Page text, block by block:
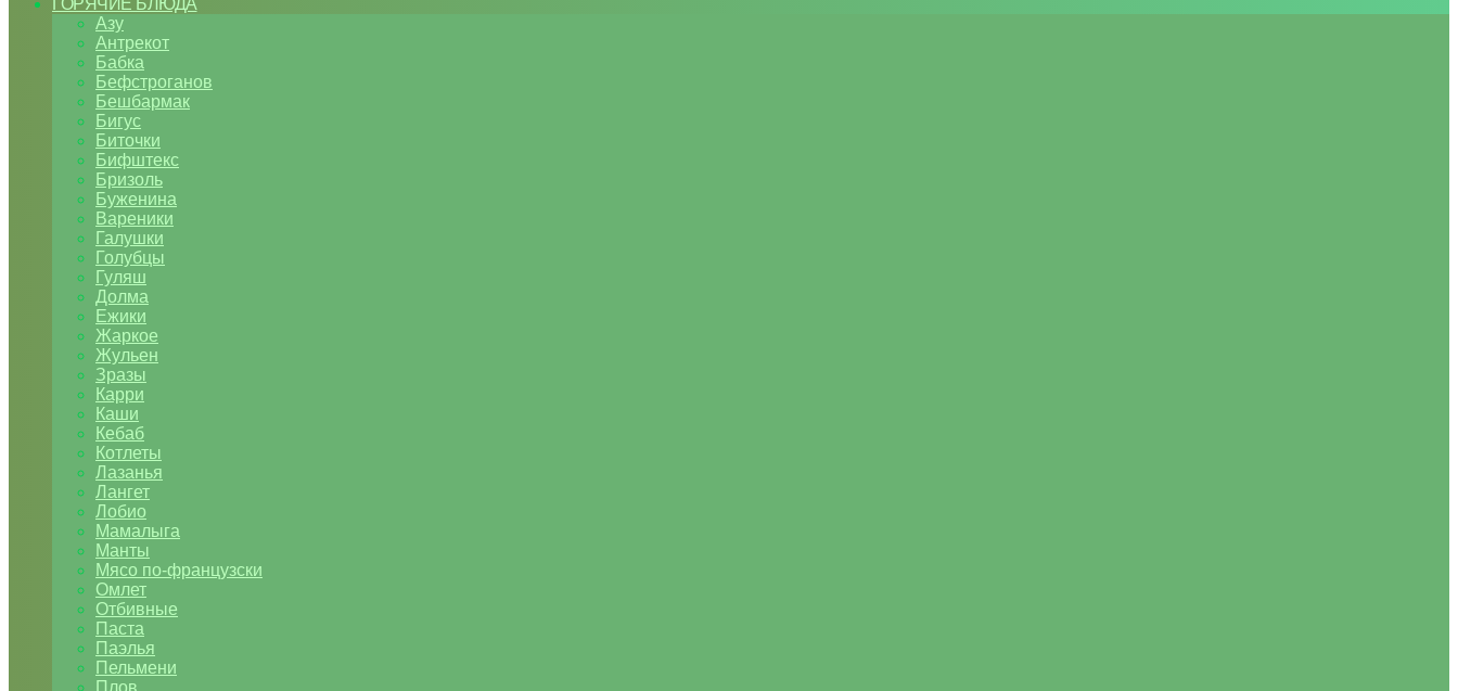
ГОРЯЧИЕ БЛЮДА
Азу
Антрекот
Бабка
Бефстроганов
Бешбармак
Бигус
Биточки
Бифштекс
Бризоль
Буженина
Вареники
Галушки
Голубцы
Гуляш
Долма
Ежики
Жаркое
Жульен
Зразы
Карри
Каши
Кебаб
Котлеты
Лазанья
Лангет
Лобио
Мамалыга
Манты
Мясо по-французски
Омлет
Отбивные
Паста
Паэлья
Пельмени
Плов